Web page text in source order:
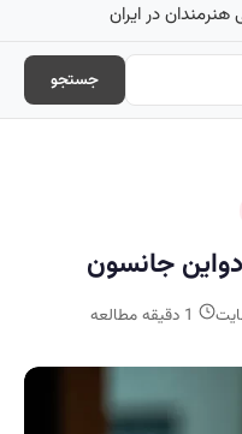
در ایران
جستجو
جانسون